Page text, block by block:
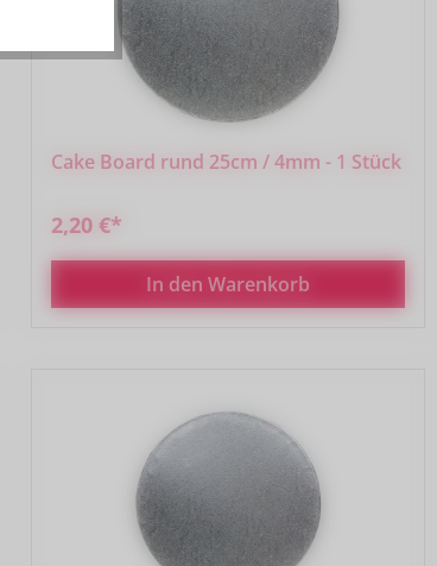
Cake Board rund 25cm / 4mm - 1 Stück
2,20 €*
In den Warenkorb